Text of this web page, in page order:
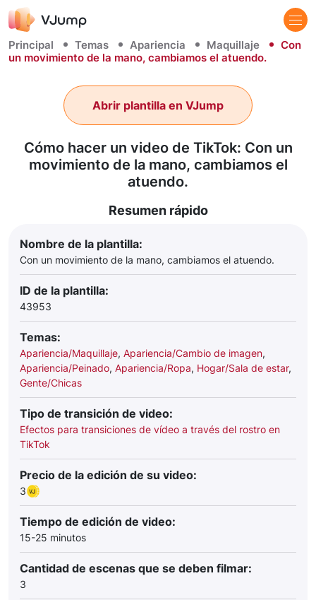
Principal Temas Apariencia Maquillaje
Con
un movimiento de la mano, cambiamos el atuendo.
Cómo hacer un video de TikTok: Con un
movimiento de la mano, cambiamos el
atuendo.
Abrir plantilla en VJump
Resumen rápido
Nombre de la plantilla:
Con un movimiento de la mano, cambiamos el atuendo.
ID de la plantilla:
43953
Temas:
Apariencia/Maquillaje, Apariencia/Cambio de imagen,
Apariencia/Peinado, Apariencia/Ropa, Hogar/Sala de estar,
Gente/Chicas
Tipo de transición de video:
Efectos para transiciones de vídeo a través del rostro en
TikTok
Precio de la edición de su video:
3
Tiempo de edición de video:
15-25 minutos
Cantidad de escenas que se deben filmar:
3